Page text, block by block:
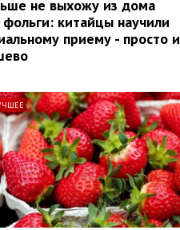
не выхожу из дома
фольги: китайцы научили
приему - просто и